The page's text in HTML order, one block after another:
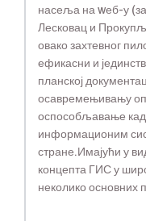
насеља на wеб-у
Лесковац и
овако захтевног
ефикасни и
планској
осавремењивању
оспособљавање
информационим
стране.Имајући у
концепта ГИС у
неколико основних